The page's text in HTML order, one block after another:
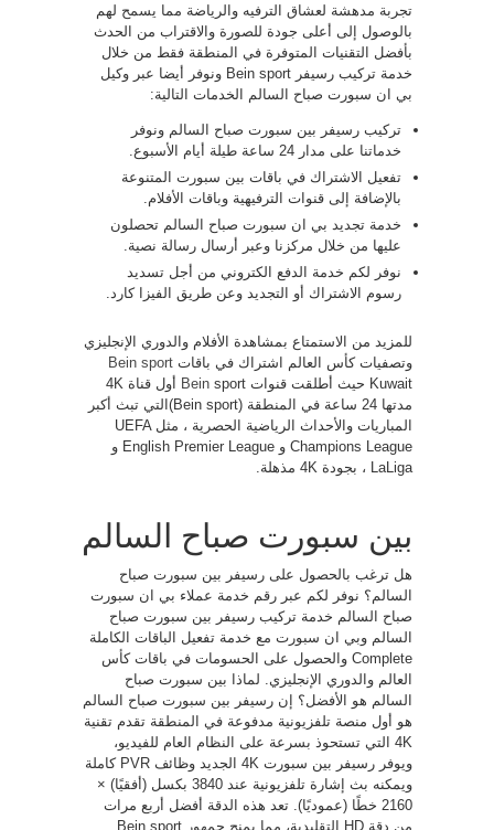
تجربة مدهشة لعشاق الترفيه والرياضة مما يسمح لهم
بالوصول إلى أعلى جودة للصورة والاقتراب من الحدث
بأفضل التقنيات المتوفرة في المنطقة فقط من خلال
خدمة تركيب رسيفر Bein sport ونوفر أيضا عبر وكيل
بي ان سبورت صباح السالم الخدمات التالية:
تركيب رسيفر بين سبورت صباح السالم ونوفر
خدماتنا على مدار 24 ساعة طيلة أيام الأسبوع.
تفعيل الاشتراك في باقات بين سبورت المتنوعة
بالإضافة إلى قنوات الترفيهية وباقات الأفلام.
خدمة تجديد بي ان سبورت صباح السالم تحصلون
عليها من خلال مركزنا وعبر أرسال رسالة نصية.
نوفر لكم خدمة الدفع الكتروني من أجل تسديد
رسوم الاشتراك أو التجديد وعن طريق الفيزا كارد.
للمزيد من الاستمتاع بمشاهدة الأفلام والدوري الإنجليزي
وتصفيات كأس العالم اشتراك في باقات Bein sport
Kuwait حيث أطلقت قنوات
Bein
sport أول قناة 4K
مدتها 24 ساعة في المنطقة (Bein sport)التي تبث أكبر
المباريات والأحداث الرياضية الحصرية ، مثل UEFA
Champions League و English Premier League و
LaLiga ، بجودة 4K مذهلة.
بين سبورت صباح السالم
هل ترغب بالحصول على رسيفر بين سبورت صباح
السالم؟ نوفر لكم عبر رقم خدمة عملاء بي ان سبورت
صباح السالم خدمة تركيب رسيفر بين سبورت صباح
السالم وبي ان سبورت مع خدمة تفعيل الباقات الكاملة
Complete والحصول على الحسومات في باقات كأس
العالم والدوري الإنجليزي. لماذا بين سبورت صباح
السالم هو الأفضل؟ إن رسيفر بين سبورت صباح السالم
هو أول منصة تلفزيونية مدفوعة في المنطقة تقدم تقنية
4K التي تستحوذ بسرعة على النظام العام للفيديو،
ويوفر رسيفر بين سبورت 4K الجديد وظائف PVR كاملة
ويمكنه بث إشارة تلفزيونية عند 3840 بكسل (أفقيًا) ×
2160 خطًا (عموديًا). تعد هذه الدقة أفضل أربع مرات
من دقة HD التقليدية، مما يمنح جمهور Bein sport